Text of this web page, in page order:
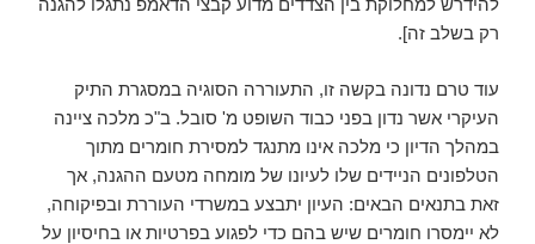
להידרש למחלוקת בין הצדדים מדוע קבצי הדאמפ נתגלו להגנה
רק בשלב זה].
עוד טרם נדונה בקשה זו, התעוררה הסוגיה במסגרת התיק
העיקרי אשר נדון בפני כבוד השופט מ' סובל. ב"כ מלכה ציינה
במהלך הדיון כי מלכה אינו מתנגד למסירת חומרים מתוך
הטלפונים הניידים שלו לעיונו של מומחה מטעם ההגנה, אך
זאת בתנאים הבאים: העיון יתבצע במשרדי העוררת ובפיקוחה,
לא יימסרו חומרים שיש בהם כדי לפגוע בפרטיות או בחיסיון על